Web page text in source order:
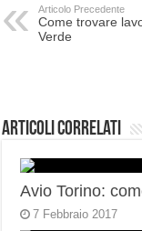
Articolo Precedente
Come trovare
Verde
Articoli correlati
Avio Torino:
7 Febbraio 2017